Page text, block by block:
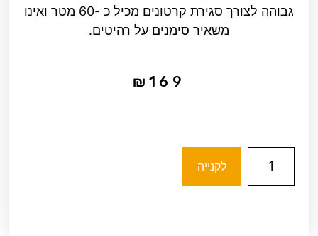
גבוהה לצורך סגירת קרטונים מכיל כ -60 מטר ואינו
משאיר סימנים על רהיטים.
₪169
לקנייה